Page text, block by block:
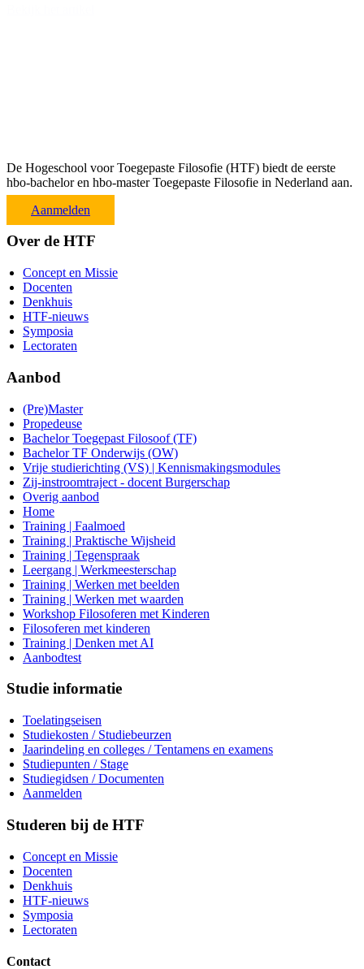
De Hogeschool voor Toegepaste Filosofie (HTF) biedt de eerste
hbo-bachelor en hbo-master Toegepaste Filosofie in Nederland aan.
Aanmelden
Over de HTF
Concept en Missie
Docenten
Denkhuis
HTF-nieuws
Symposia
Lectoraten
Aanbod
(Pre)Master
Propedeuse
Bachelor Toegepast Filosoof (TF)
Bachelor TF Onderwijs (OW)
Vrije studierichting (VS) | Kennismakingsmodules
Zij-instroomtraject - docent Burgerschap
Overig aanbod
Home
Training | Faalmoed
Training | Praktische Wijsheid
Training | Tegenspraak
Leergang | Werkmeesterschap
Training | Werken met beelden
Training | Werken met waarden
Workshop Filosoferen met Kinderen
Filosoferen met kinderen
Training | Denken met AI
Aanbodtest
Studie informatie
Toelatingseisen
Studiekosten / Studiebeurzen
Jaarindeling en colleges / Tentamens en examens
Studiepunten / Stage
Studiegidsen / Documenten
Aanmelden
Studeren bij de HTF
Concept en Missie
Docenten
Denkhuis
HTF-nieuws
Symposia
Lectoraten
Contact